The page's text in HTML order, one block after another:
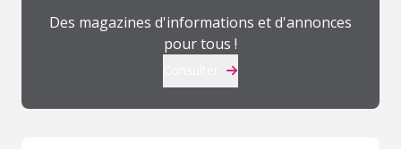
Des magazines d'informations et d'annonces
pour tous !